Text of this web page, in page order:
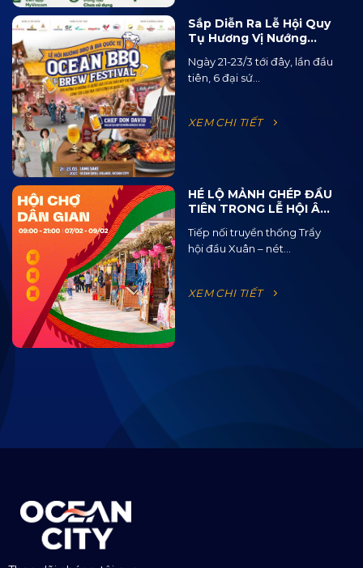
Sắp Diễn Ra Lễ Hội Quy
Tụ Hương Vị Nướng
BBQ Từ 15 Quốc Gia Và
120 Loại Bia Thủ Công
Ngày 21-23/3 tới đây, lần đầu
tiên, 6 đại sứ...
XEM CHI TIẾT
HÉ LỘ MẢNH GHÉP ĐẦU
TIÊN TRONG LỄ HỘI ÂM
OCEAN JAM 2025
Tiếp nối truyền thống Trẩy
hội đầu Xuân – nét...
XEM CHI TIẾT